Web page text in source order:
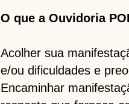
O que a Ouvidoria
Acolher sua
e/ou dificuldades e
Encaminhar